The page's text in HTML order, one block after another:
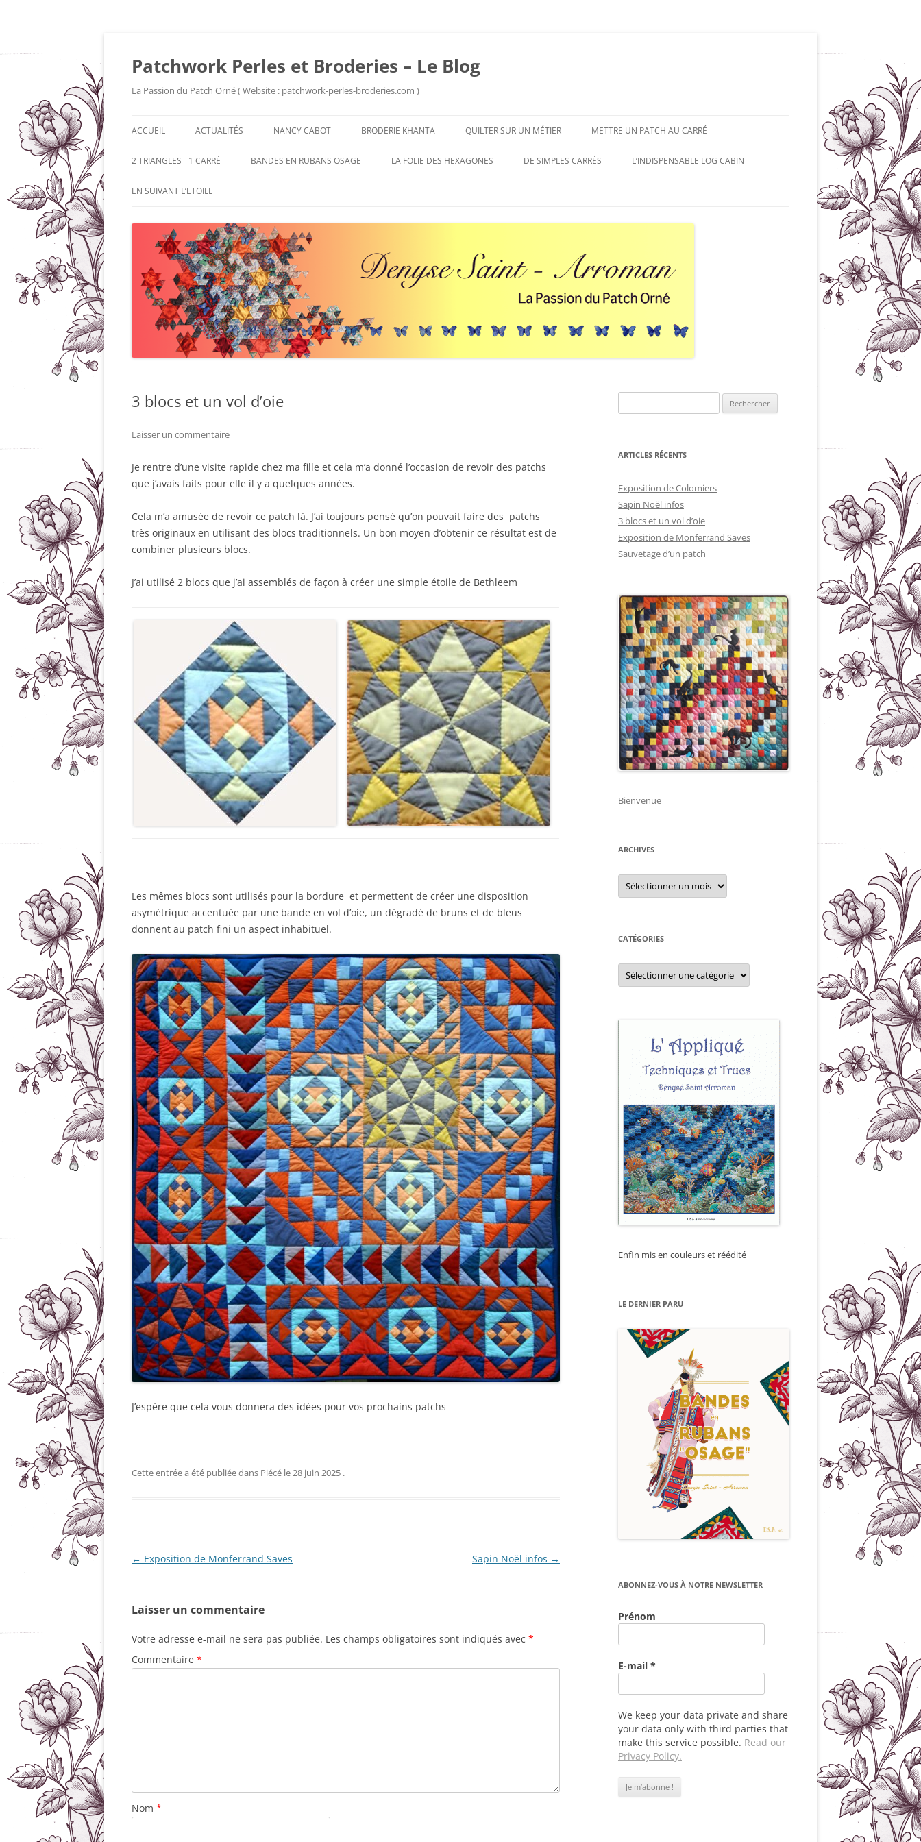
Patchwork Perles et Broderies – Le Blog
La Passion du Patch Orné ( Website : patchwork-perles-broderies.com )
au
contenu
ACCUEIL ACTUALITÉS NANCY CABOT BRODERIE KHANTA QUILTER SUR UN MÉTIER METTRE UN PATCH AU CARRÉ
2 TRIANGLES= 1 CARRÉ BANDES EN RUBANS OSAGE LA FOLIE DES HEXAGONES DE SIMPLES CARRÉS L’INDISPENSABLE LOG CABIN
EN SUIVANT L’ETOILE
3 blocs et un vol d’oie
Laisser un commentaire
Je rentre d’une visite rapide chez ma fille et cela m’a donné l’occasion de revoir des patchs
que j’avais faits pour elle il y a quelques années.
Cela m’a amusée de revoir ce patch là. J’ai toujours pensé qu’on pouvait faire des patchs
très originaux en utilisant des blocs traditionnels. Un bon moyen d’obtenir ce résultat est de
combiner plusieurs blocs.
J’ai utilisé 2 blocs que j’ai assemblés de façon à créer une simple étoile de Bethleem
Les mêmes blocs sont utilisés pour la bordure et permettent de créer une disposition
asymétrique accentuée par une bande en vol d’oie, un dégradé de bruns et de bleus
donnent au patch fini un aspect inhabituel.
J’espère que cela vous donnera des idées pour vos prochains patchs
Cette entrée a été publiée dans Piécé le28 juin 2025 .
Navigation
← Exposition de Monferrand Saves Sapin Noël infos →
Laisser un commentaire
Votre adresse e-mail ne sera pas publiée. Les champs obligatoires sont indiqués avec *
Commentaire *
Nom *
ARTICLES RÉCENTS
Exposition de Colomiers
Sapin Noël infos
3 blocs et un vol d’oie
Exposition de Monferrand Saves
Sauvetage d’un patch
Bienvenue
ARCHIVES
Archives
CATÉGORIES
Catégories
Enfin mis en couleurs et réédité
LE DERNIER PARU
ABONNEZ-VOUS À NOTRE NEWSLETTER
Prénom
E-mail *
We keep your data private and share
your data only with third parties that
make this service possible. Read our
Privacy Policy.